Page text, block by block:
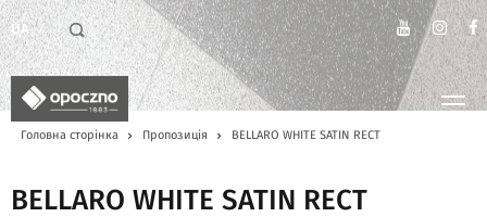
UA
Головна сторінка Пропозиція BELLARO WHITE SATIN RECT
BELLARO WHITE SATIN RECT